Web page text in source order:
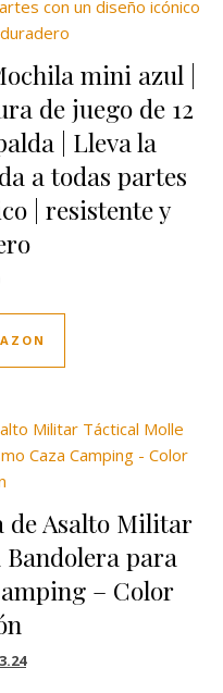
mini azul |
de juego de 12
| Lleva la
a todas partes
| resistente y
de Asalto Militar
para
– Color
original era: €29.99.
El precio actual es: €23.24.